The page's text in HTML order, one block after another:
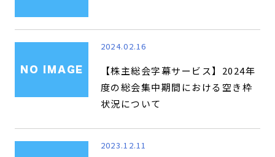
2024.02.16
【株主総会字幕サービス】2024年
度の総会集中期間における空き枠
状況について
2023.12.11